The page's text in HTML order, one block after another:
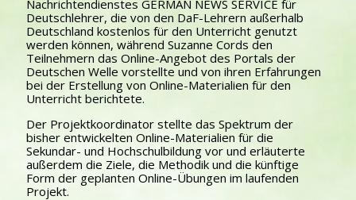
Nachrichtendienstes GERMAN NEWS SERVICE für
Deutschlehrer, die von den DaF-Lehrern außerhalb
Deutschland kostenlos für den Unterricht genutzt
werden können, während Suzanne Cords den
Teilnehmern das Online-Angebot des Portals der
Deutschen Welle vorstellte und von ihren Erfahrungen
bei der Erstellung von Online-Materialien für den
Unterricht berichtete.
Der Projektkoordinator stellte das Spektrum der
bisher entwickelten Online-Materialien für die
Sekundar- und Hochschulbildung vor und erläuterte
außerdem die Ziele, die Methodik und die künftige
Form der geplanten Online-Übungen im laufenden
Projekt.